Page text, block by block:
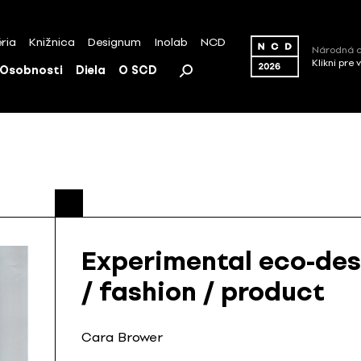
Knižnica Designum Inolab NCD
Osobnosti Diela O SCD
Národná
Klikni pre
Experimental eco-
/ fashion / product
Cara Brower